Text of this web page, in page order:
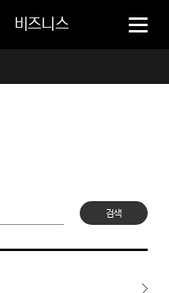
비즈니스
검색